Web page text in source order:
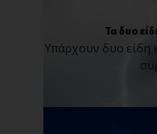
Τα δυο
Υπάρχουν δυο είδη